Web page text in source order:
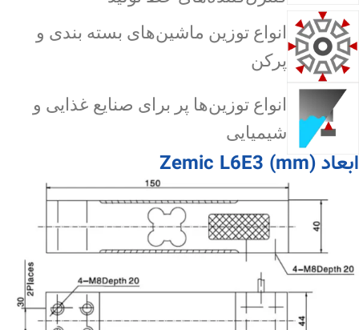
انواع توزین ماشین‌های بسته بندی و
پرکن
انواع توزین‌ها پر برای صنایع غذایی و
شیمیایی
ابعاد Zemic L6E3 (mm)